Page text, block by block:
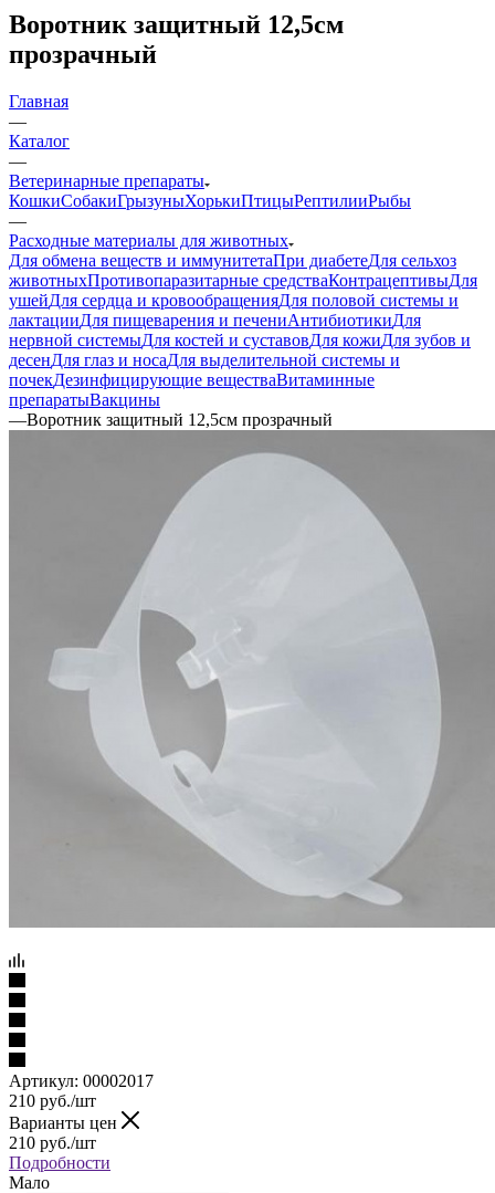
Воротник защитный 12,5см
прозрачный
Главная
—
Каталог
—
Ветеринарные препараты
КошкиСобакиГрызуныХорькиПтицыРептилииРыбы
—
Расходные материалы для животных
Для обмена веществ и иммунитетаПри диабетеДля сельхоз
животныхПротивопаразитарные средстваКонтрацептивыДля
ушейДля сердца и кровообращенияДля половой системы и
лактацииДля пищеварения и печениАнтибиотикиДля
нервной системыДля костей и суставовДля кожиДля зубов и
десенДля глаз и носаДля выделительной системы и
почекДезинфицирующие веществаВитаминные
препаратыВакцины
—Воротник защитный 12,5см прозрачный
Артикул: 00002017
210 руб./шт
Варианты цен
210 руб./шт
Подробности
Мало